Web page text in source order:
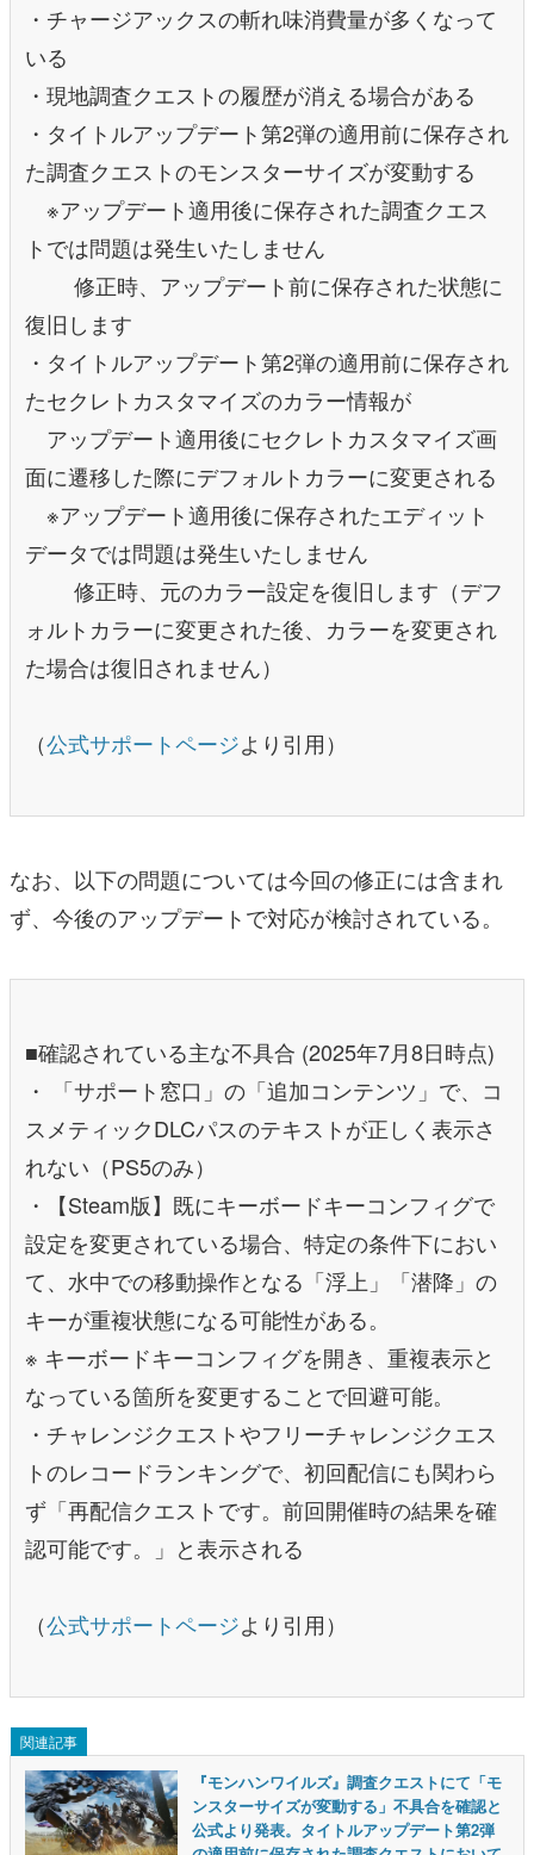
・チャージアックスの斬れ味消費量が多くなって
いる
・現地調査クエストの履歴が消える場合がある
・タイトルアップデート第2弾の適用前に保存され
た調査クエストのモンスターサイズが変動する
※アップデート適用後に保存された調査クエス
トでは問題は発生いたしません
修正時、アップデート前に保存された状態に
復旧します
・タイトルアップデート第2弾の適用前に保存され
たセクレトカスタマイズのカラー情報が
アップデート適用後にセクレトカスタマイズ画
面に遷移した際にデフォルトカラーに変更される
※アップデート適用後に保存されたエディット
データでは問題は発生いたしません
修正時、元のカラー設定を復旧します（デフ
ォルトカラーに変更された後、カラーを変更され
た場合は復旧されません）
（公式サポートページより引用）
なお、以下の問題については今回の修正には含まれ
ず、今後のアップデートで対応が検討されている。
■確認されている主な不具合 (2025年7月8日時点)
・ 「サポート窓口」の「追加コンテンツ」で、コ
スメティックDLCパスのテキストが正しく表示さ
れない（PS5のみ）
・【Steam版】既にキーボードキーコンフィグで
設定を変更されている場合、特定の条件下におい
て、水中での移動操作となる「浮上」「潜降」の
キーが重複状態になる可能性がある。
※ キーボードキーコンフィグを開き、重複表示と
なっている箇所を変更することで回避可能。
・チャレンジクエストやフリーチャレンジクエス
トのレコードランキングで、初回配信にも関わら
ず「再配信クエストです。前回開催時の結果を確
認可能です。」と表示される
（公式サポートページより引用）
関連記事
『モンハンワイルズ』調査クエストにて「モ
ンスターサイズが変動する」不具合を確認と
公式より発表。タイトルアップデート第2弾